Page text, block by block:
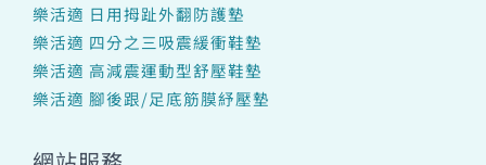
樂活適 日用拇趾外翻防護墊
樂活適 四分之三吸震緩衝鞋墊
樂活適 高減震運動型舒壓鞋墊
樂活適 腳後跟/足底筋膜紓壓墊